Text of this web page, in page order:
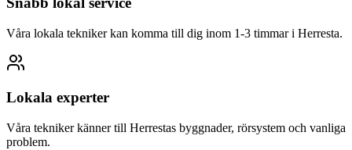
Våra lokala tekniker kan komma till dig inom 1-3 timmar i Herresta.
Lokala experter
Våra tekniker känner till Herrestas byggnader, rörsystem och vanliga
problem.